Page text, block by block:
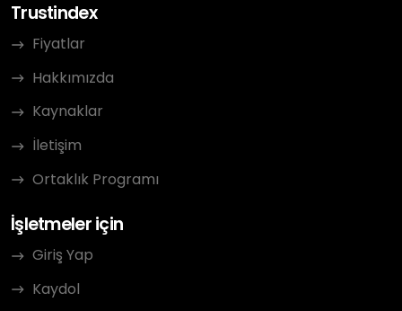
Trustindex
Fiyatlar
Hakkımızda
Kaynaklar
İletişim
Ortaklık Programı
İşletmeler için
Giriş Yap
Kaydol